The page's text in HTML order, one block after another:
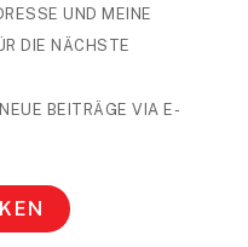
UND MEINE
DIE NÄCHSTE
BEITRÄGE VIA E-